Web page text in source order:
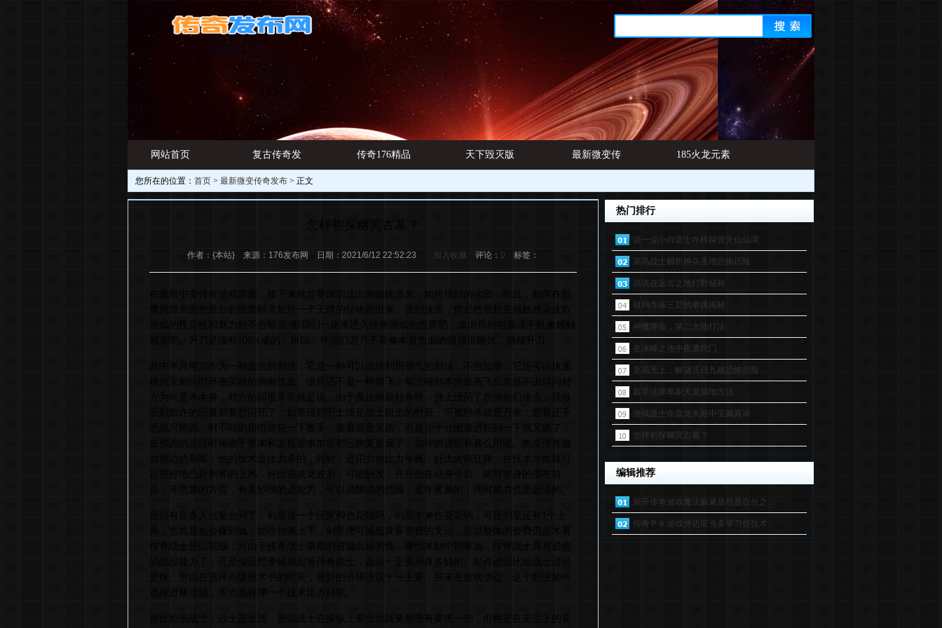
网站首页 复古传奇发
布网
传奇176精品 天下毁灭版 最新微变传 185火龙元素
游戏资讯
您所在的位置： 首页 > 最新微变传奇发布 > 正文
怎样初探幽冥古墓？
作者：{本站} 来源：176发布网 日期：2021/6/12 22:52:23 加入收藏 评论： 0 标签：
在最新中变传奇游戏里面，接下来就首要深切浅出的娓娓道来，如何很好的读图，而且，如何在骷
髅洞窟里面把最后的骷髅精灵如许一个王牌的怪物刷出来。说到这里，你必然很想去感触感染这款
移的宝剑同时环抱英雄的所有仇敌。没药还不是一样得飞，每次碰到本身被杀飞后老是不由得问对
方为何要杀本身，对方的回覆常常就是说，由于魔法师最好杀呀，身上没药了想问你们借点，我每
听到如许的回覆都要愁闷死了，如果碰到羽士或是战士狙击的时辰，不被秒杀就是万幸，想着还手
戏傍边的刺客，他的技术是比力多的，同时，进犯力也比力年夜，好比火镜狂舞，在技术方面就可
以很好地凸起刺客的上风，好比说炎龙波后，可能触发，并且他在动身今后，能对本身的摆布前
后，等浩繁的方位，有美钞强的进犯力，可以说酿成的危险，是年夜量的，同时威力也是超强的。
是以有良多人估量会问了，剑星这一个玩家脚色花钱吗，剑星本来也要花钱，可是剑星还有1个上
的战役能力了，可是假设想要铸就超等传奇战士，是以一定要用良多钱的。如许进级比组战士进级
更快。所以在选择高级技术书的时辰，最好的选择决议十分主要，那末在游戏傍边，这个职业如何
选择进修进级，应当选择哪一个技术比力好呢。
就比如说战士，战士是近战，所以战士在操纵上要比远战要加倍有要求一些，出格是在走位上的要
热门排行
说一说小白道士咋样探营天仙仙境
菜鸟战士解析神兵圣地恐怖历险
说说在远古之地打野秘籍
祖玛寺庙三层的单挑揭秘
神魔降临，第二大陆打法
在冰峰之地中夜袭窍门
至高无上，解谜灭日九殇恐怖历险
新手法师单刷天龙领地方法
游戏道士在盘龙大殿中宝藏真谛
怎样初探幽冥古墓？
编辑推荐
新开传奇游戏魔法躲避居然是百分之…
传奇ＰＫ游戏傍边应当多学习些技术…